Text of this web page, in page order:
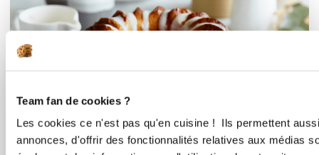
Team fan de cookies ?
Les cookies ce n'est pas qu'en cuisine ! Ils permettent
annonces, d'offrir des fonctionnalités relatives aux médias